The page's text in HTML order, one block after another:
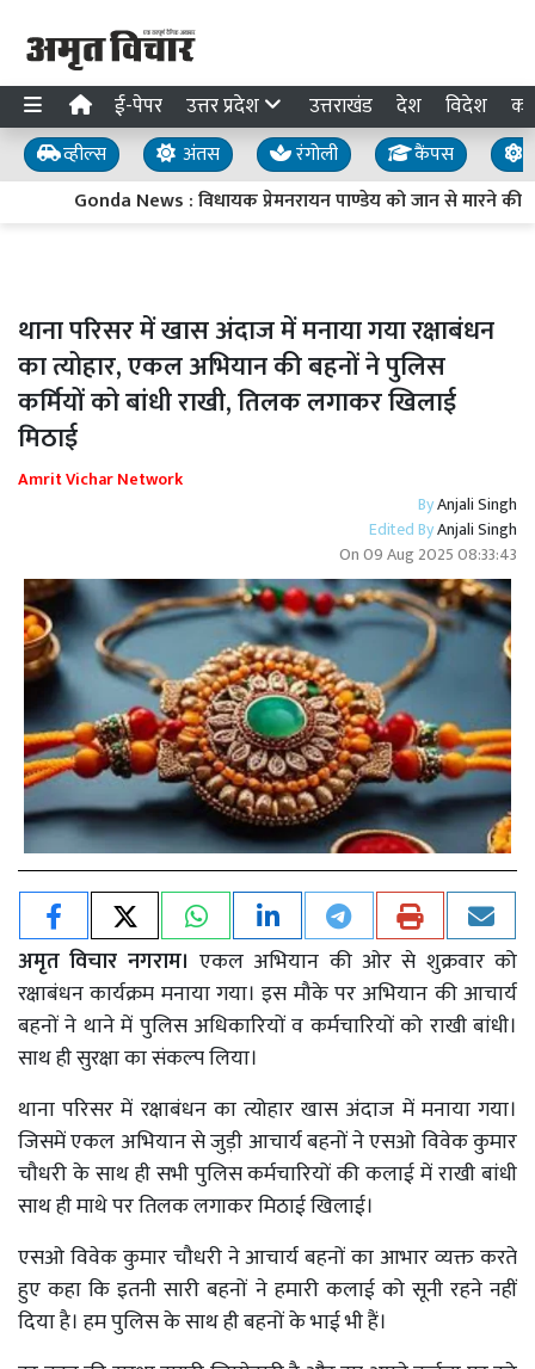
ई-पेपर उत्तर प्रदेश उत्तराखंड देश विदेश
व्हील्स अंतस रंगोली कैंपस
Gonda News : विधायक प्रेमनरायन पाण्डेय को जान से मारने
थाना परिसर में खास अंदाज में मनाया गया रक्षाबंधन
का त्योहार, एकल अभियान की बहनों ने पुलिस
कर्मियों को बांधी राखी, तिलक लगाकर खिलाई
मिठाई
Amrit Vichar Network
ByAnjali Singh
Edited ByAnjali Singh
On09 Aug 2025 08:33:43
अमृत विचार नगराम। एकल अभियान की ओर से शुक्रवार को
रक्षाबंधन कार्यक्रम मनाया गया। इस मौके पर अभियान की आचार्य
बहनों ने थाने में पुलिस अधिकारियों व कर्मचारियों को राखी बांधी।
साथ ही सुरक्षा का संकल्प लिया।
थाना परिसर में रक्षाबंधन का त्योहार खास अंदाज में मनाया गया।
जिसमें एकल अभियान से जुड़ी आचार्य बहनों ने एसओ विवेक कुमार
चौधरी के साथ ही सभी पुलिस कर्मचारियों की कलाई में राखी बांधी
साथ ही माथे पर तिलक लगाकर मिठाई खिलाई।
एसओ विवेक कुमार चौधरी ने आचार्य बहनों का आभार व्यक्त करते
हुए कहा कि इतनी सारी बहनों ने हमारी कलाई को सूनी रहने नहीं
दिया है। हम पुलिस के साथ ही बहनों के भाई भी हैं।